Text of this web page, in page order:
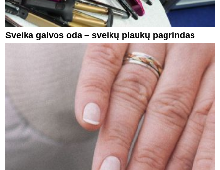
Sveika galvos oda – sveikų plaukų pagrindas